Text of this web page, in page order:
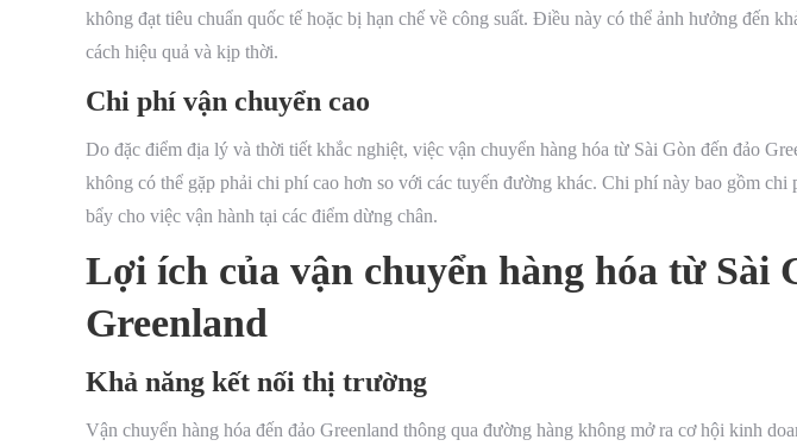
không đạt tiêu chuẩn quốc tế hoặc bị hạn chế về công suất. Điều này có thể ảnh hưởng đến
cách hiệu quả và kịp thời.
Chi phí vận chuyển cao
Do đặc điểm địa lý và thời tiết khắc nghiệt, việc vận chuyển hàng hóa từ Sài Gòn đến đảo
không có thể gặp phải chi phí cao hơn so với các tuyến đường khác. Chi phí này bao gồm chi
bẩy cho việc vận hành tại các điểm dừng chân.
Lợi ích của vận chuyển hàng hóa từ Sài
Greenland
Khả năng kết nối thị trường
Vận chuyển hàng hóa đến đảo Greenland thông qua đường hàng không mở ra cơ hội kinh